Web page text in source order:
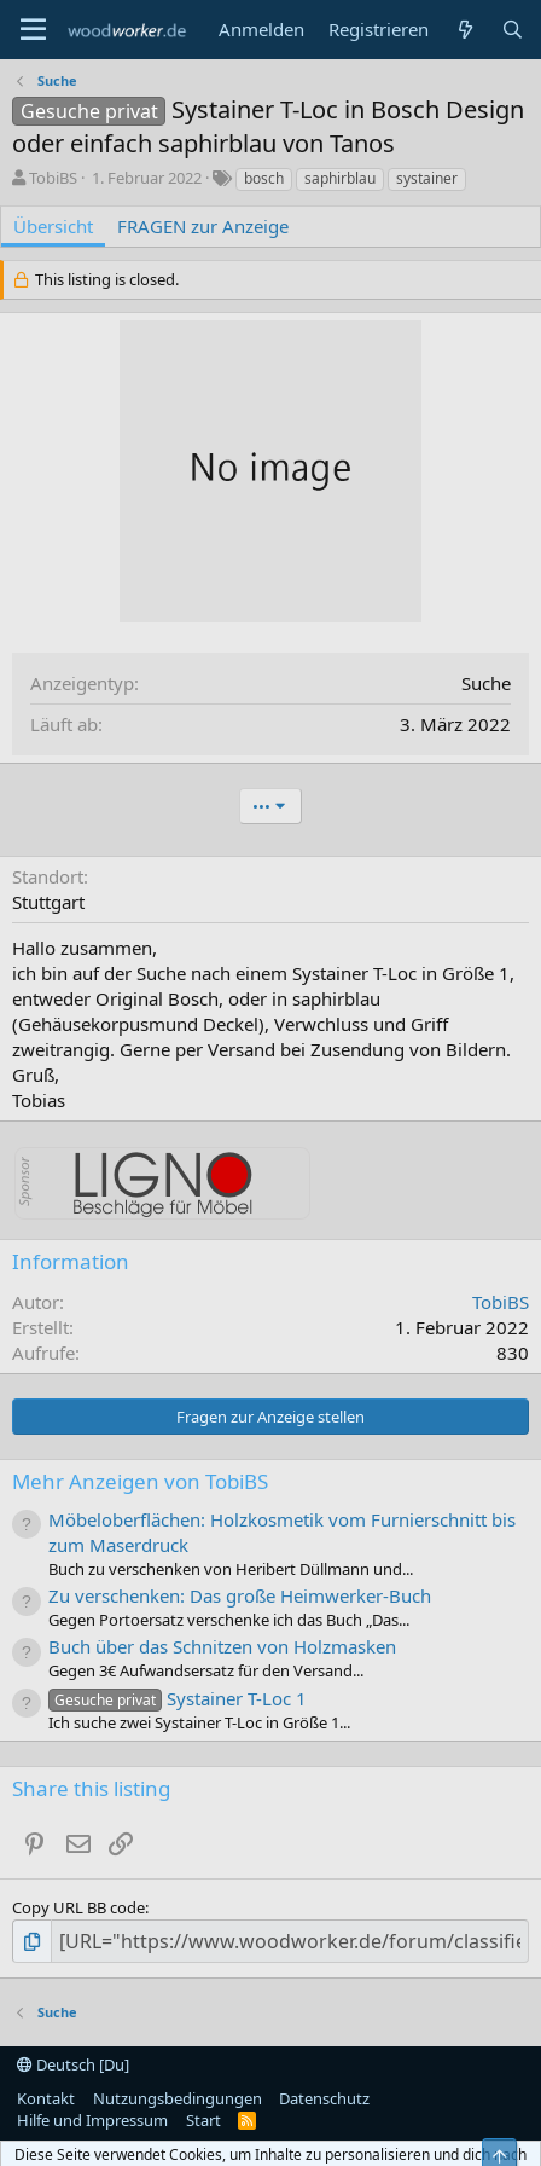
Anmelden Registrieren
Suche
Gesuche privat Systainer T-Loc in Bosch Design
oder einfach saphirblau von Tanos
A
t
o
TobiBS
C
e
a
i
1. Februar 2022
S
h
l
bosch saphirblau systainer
Übersicht FRAGEN zur Anzeige
This listing is closed.
Anzeigentyp
Suche
Läuft ab
3. März 2022
•••
Standort
Stuttgart
Hallo zusammen,
ich bin auf der Suche nach einem Systainer T-Loc in Größe 1,
entweder Original Bosch, oder in saphirblau
(Gehäusekorpusmund Deckel), Verwchluss und Griff
zweitrangig. Gerne per Versand bei Zusendung von Bildern.
Gruß,
Tobias
Information
Autor
TobiBS
Erstellt
1. Februar 2022
Aufrufe
830
Fragen zur Anzeige stellen
Mehr Anzeigen von TobiBS
Möbeloberflächen: Holzkosmetik vom Furnierschnitt bis
zum Maserdruck
Buch zu verschenken von Heribert Düllmann und...
Zu verschenken: Das große Heimwerker-Buch
Gegen Portoersatz verschenke ich das Buch „Das...
Buch über das Schnitzen von Holzmasken
Gegen 3€ Aufwandsersatz für den Versand...
Gesuche privat Systainer T-Loc 1
Ich suche zwei Systainer T-Loc in Größe 1...
Share this listing
Pinterest
E-Mail
Copy URL BB code
Suche
Deutsch [Du]
Kontakt
Nutzungsbedingungen
Datenschutz
Hilfe und Impressum
Start
R
S
Diese Seite verwendet Cookies, um Inhalte zu personalisieren und dich nach